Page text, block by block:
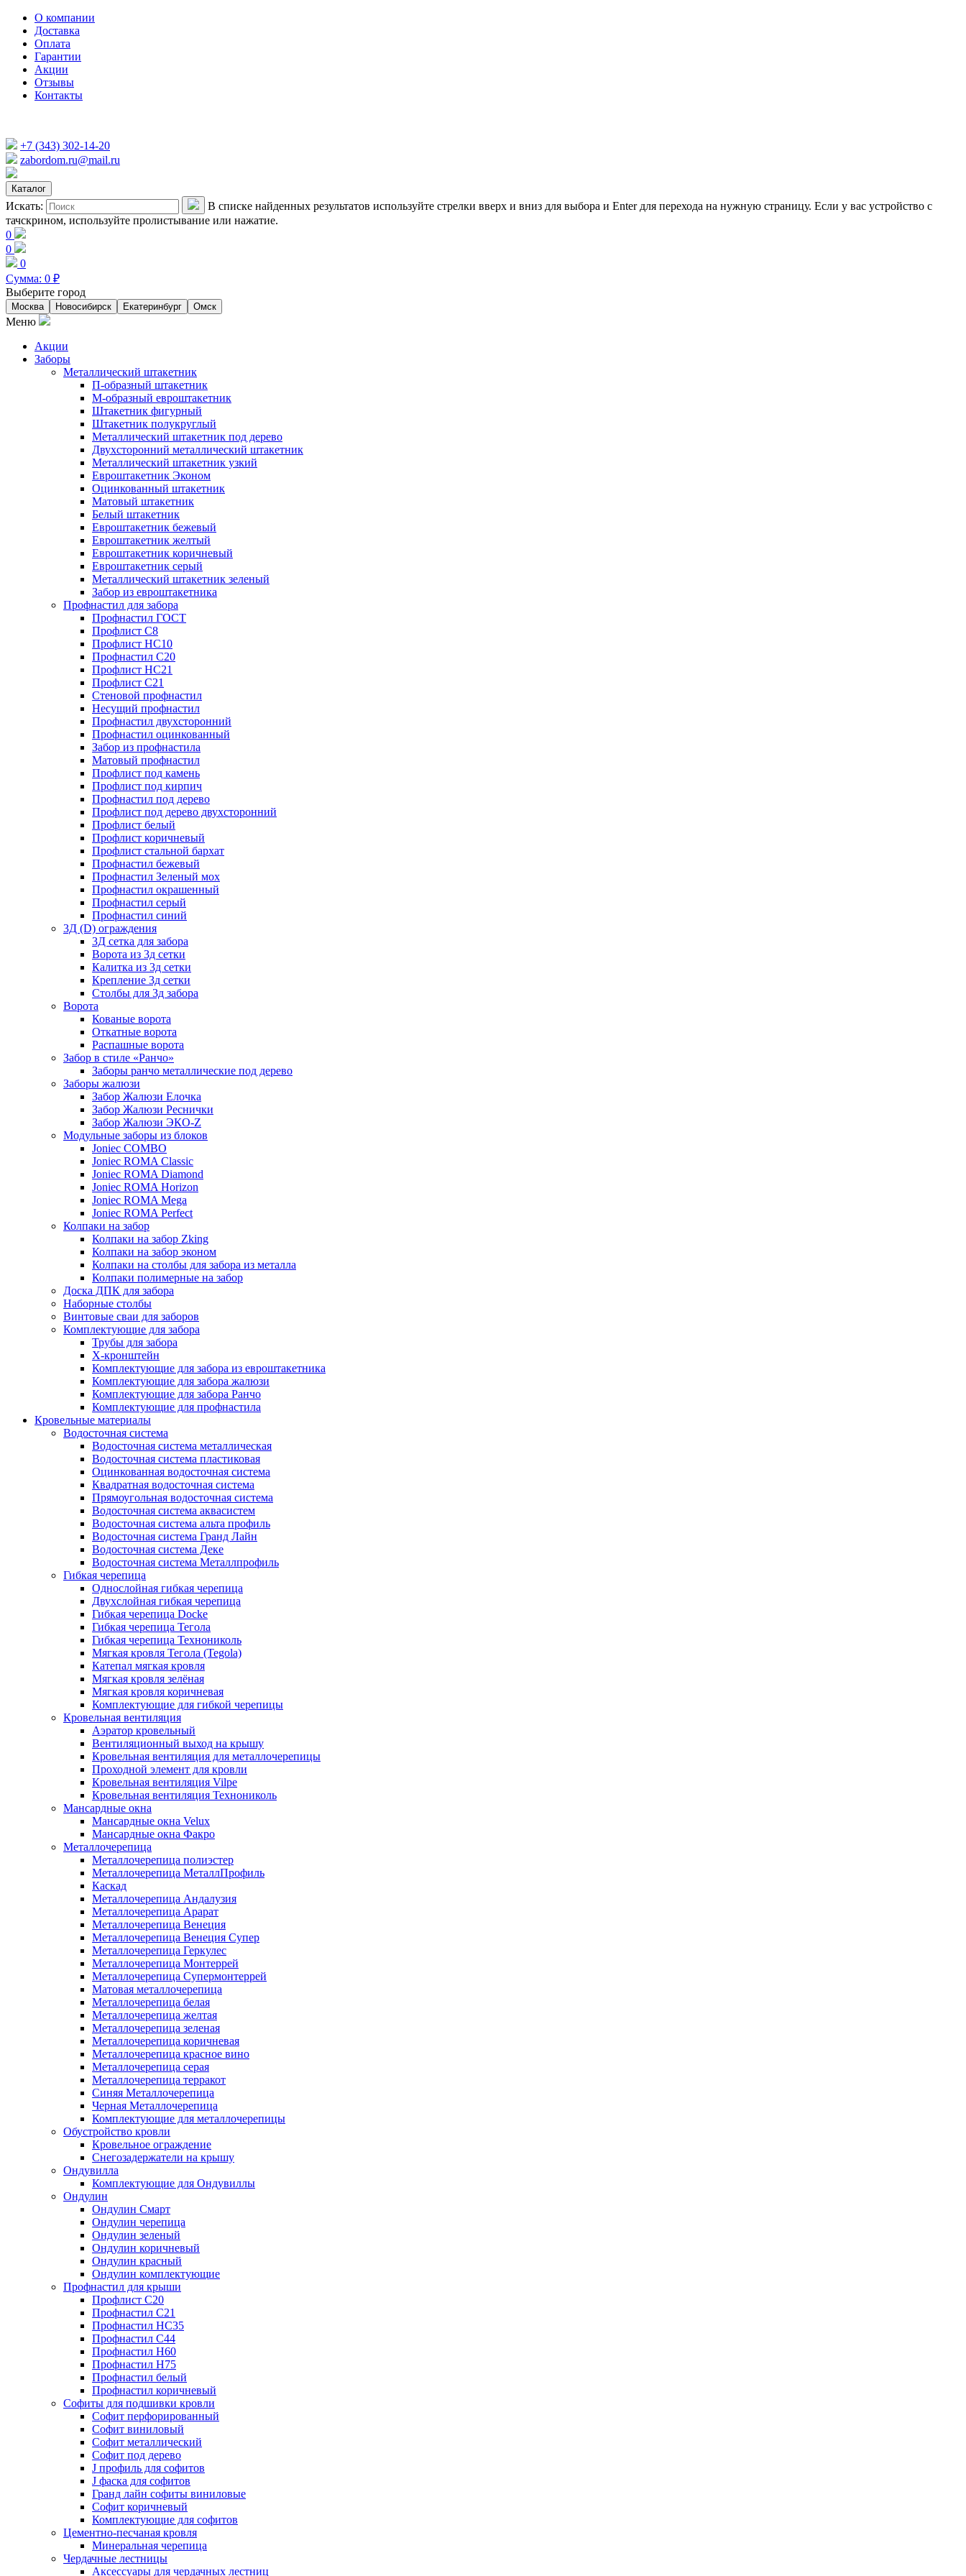
О компании
Доставка
Оплата
Гарантии
Акции
Отзывы
Контакты
+7 (343) 302-14-20
zabordom.ru@mail.ru
Каталог
Искать:
В списке найденных результатов используйте стрелки вверх и вниз для выбора и Enter для перехода на нужную страницу. Если у вас устройство с
тачскрином, используйте пролистывание или нажатие.
0
0
0
Сумма: 0 ₽
Выберите город
Москва Новосибирск Екатеринбург Омск
Меню
Акции
Заборы
Металлический штакетник
П-образный штакетник
М-образный евроштакетник
Штакетник фигурный
Штакетник полукруглый
Металлический штакетник под дерево
Двухсторонний металлический штакетник
Металлический штакетник узкий
Евроштакетник Эконом
Оцинкованный штакетник
Матовый штакетник
Белый штакетник
Евроштакетник бежевый
Евроштакетник желтый
Евроштакетник коричневый
Евроштакетник серый
Металлический штакетник зеленый
Забор из евроштакетника
Профнастил для забора
Профнастил ГОСТ
Профлист С8
Профлист НС10
Профнастил С20
Профлист НС21
Профлист С21
Стеновой профнастил
Несущий профнастил
Профнастил двухсторонний
Профнастил оцинкованный
Забор из профнастила
Матовый профнастил
Профлист под камень
Профлист под кирпич
Профнастил под дерево
Профлист под дерево двухсторонний
Профлист белый
Профлист коричневый
Профлист стальной бархат
Профнастил бежевый
Профнастил Зеленый мох
Профнастил окрашенный
Профнастил серый
Профнастил синий
3Д (D) ограждения
3Д сетка для забора
Ворота из 3д сетки
Калитка из 3д сетки
Крепление 3д сетки
Столбы для 3д забора
Ворота
Кованые ворота
Откатные ворота
Распашные ворота
Забор в стиле «Ранчо»
Заборы ранчо металлические под дерево
Заборы жалюзи
Забор Жалюзи Елочка
Забор Жалюзи Реснички
Забор Жалюзи ЭКО-Z
Модульные заборы из блоков
Joniec COMBO
Joniec ROMA Classic
Joniec ROMA Diamond
Joniec ROMA Horizon
Joniec ROMA Mega
Joniec ROMA Perfect
Колпаки на забор
Колпаки на забор Zking
Колпаки на забор эконом
Колпаки на столбы для забора из металла
Колпаки полимерные на забор
Доска ДПК для забора
Наборные столбы
Винтовые сваи для заборов
Комплектующие для забора
Трубы для забора
Х-кронштейн
Комплектующие для забора из евроштакетника
Комплектующие для забора жалюзи
Комплектующие для забора Ранчо
Комплектующие для профнастила
Кровельные материалы
Водосточная система
Водосточная система металлическая
Водосточная система пластиковая
Оцинкованная водосточная система
Квадратная водосточная система
Прямоугольная водосточная система
Водосточная система аквасистем
Водосточная система альта профиль
Водосточная система Гранд Лайн
Водосточная система Деке
Водосточная система Металлпрофиль
Гибкая черепица
Однослойная гибкая черепица
Двухслойная гибкая черепица
Гибкая черепица Docke
Гибкая черепица Тегола
Гибкая черепица Технониколь
Мягкая кровля Тегола (Tegola)
Катепал мягкая кровля
Мягкая кровля зелёная
Мягкая кровля коричневая
Комплектующие для гибкой черепицы
Кровельная вентиляция
Аэратор кровельный
Вентиляционный выход на крышу
Кровельная вентиляция для металлочерепицы
Проходной элемент для кровли
Кровельная вентиляция Vilpe
Кровельная вентиляция Технониколь
Мансардные окна
Мансардные окна Velux
Мансардные окна Факро
Металлочерепица
Металлочерепица полиэстер
Металлочерепица МеталлПрофиль
Каскад
Металлочерепица Андалузия
Металлочерепица Арарат
Металлочерепица Венеция
Металлочерепица Венеция Супер
Металлочерепица Геркулес
Металлочерепица Монтеррей
Металлочерепица Супермонтеррей
Матовая металлочерепица
Металлочерепица белая
Металлочерепица желтая
Металлочерепица зеленая
Металлочерепица коричневая
Металлочерепица красное вино
Металлочерепица серая
Металлочерепица терракот
Синяя Металлочерепица
Черная Металлочерепица
Комплектующие для металлочерепицы
Обустройство кровли
Кровельное ограждение
Снегозадержатели на крышу
Ондувилла
Комплектующие для Ондувиллы
Ондулин
Ондулин Смарт
Ондулин черепица
Ондулин зеленый
Ондулин коричневый
Ондулин красный
Ондулин комплектующие
Профнастил для крыши
Профлист С20
Профнастил С21
Профнастил НС35
Профнастил С44
Профнастил Н60
Профнастил Н75
Профнастил белый
Профнастил коричневый
Софиты для подшивки кровли
Cофит перфорированный
Софит виниловый
Софит металлический
Софит под дерево
J профиль для софитов
J фаска для софитов
Гранд лайн софиты виниловые
Софит коричневый
Комплектующие для софитов
Цементно-песчаная кровля
Минеральная черепица
Чердачные лестницы
Аксессуары для чердачных лестниц